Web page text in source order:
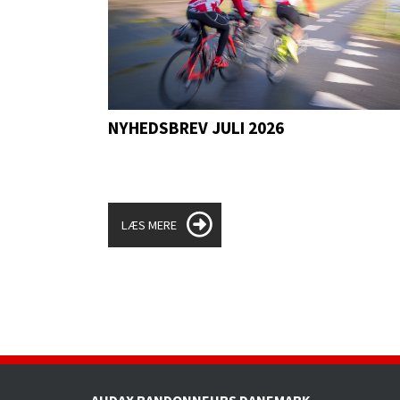
LÆS MERE